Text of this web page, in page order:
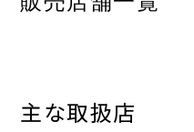
主な取扱店